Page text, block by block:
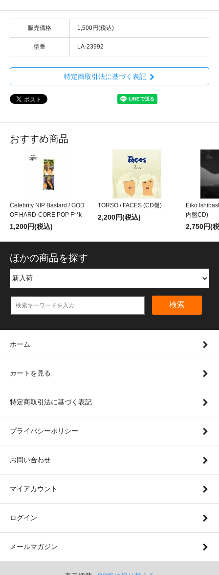
販売価格 1,500円(税込)
型番 LA-23992
特定商取引法に基づく表記
おすすめ商品
Celebrity NIP Bastard / GOD
OF HARD-CORE POP F**k
1,200円(税込)
TORSO / FACES (CD盤)
2,200円(税込)
Eiko
内盤CD)
2,750円(
ほかの商品を探す
検索
ホーム
カートを見る
特定商取引法に基づく表記
プライバシーポリシー
お問い合わせ
マイアカウント
ログイン
メールマガジン